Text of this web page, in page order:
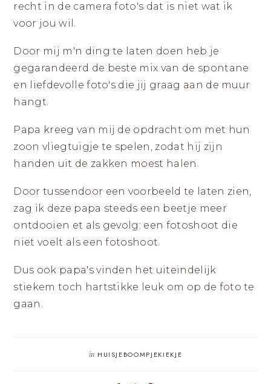
recht in de camera foto's dat is niet wat ik
voor jou wil.
Door mij m'n ding te laten doen heb je
gegarandeerd de beste mix van de spontane
en liefdevolle foto's die jij graag aan de muur
hangt.
Papa kreeg van mij de opdracht om met hun
zoon vliegtuigje te spelen, zodat hij zijn
handen uit de zakken moest halen.
Door tussendoor een voorbeeld te laten zien,
zag ik deze papa steeds een beetje meer
ontdooien et als gevolg: een fotoshoot die
niet voelt als een fotoshoot.
Dus ook papa's vinden het uiteindelijk
stiekem toch hartstikke leuk om op de foto te
gaan.
in HUISJEBOOMPJEKIEKJE